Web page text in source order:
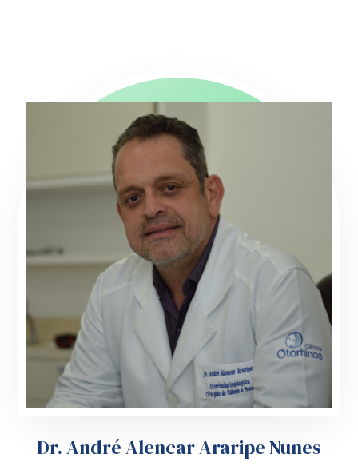
Dr. André Alencar Araripe Nunes